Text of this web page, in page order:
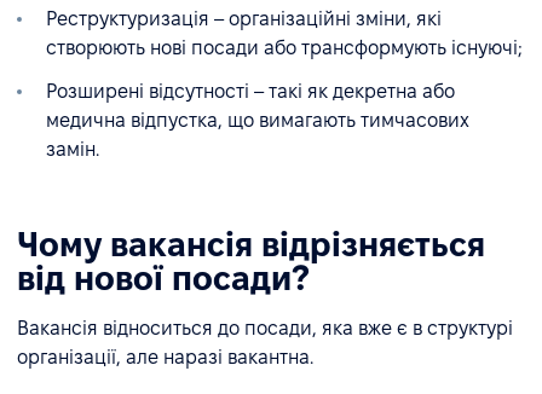
Реструктуризація – організаційні зміни, які
створюють нові посади або трансформують існуючі;
Розширені відсутності – такі як декретна або
медична відпустка, що вимагають тимчасових
замін.
Чому вакансія відрізняється
від нової посади?
Вакансія відноситься до посади, яка вже є в структурі
організації, але наразі вакантна.